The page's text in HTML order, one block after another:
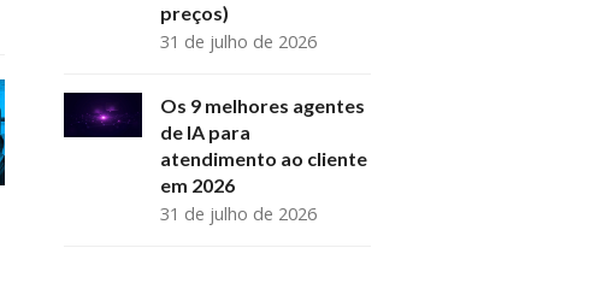
preços)
31 de julho de 2026
Os 9 melhores agentes
de IA para
atendimento ao cliente
em 2026
31 de julho de 2026